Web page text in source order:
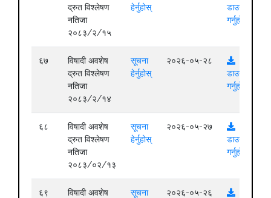
द्रुत विश्लेषण
नतिजा
२०८३/२/१५
हेर्नुहोस्
डाउनलोड
गर्नुहोस्
६७
विषादी अवशेष
द्रुत विश्लेषण
नतिजा
२०८३/२/१४
सूचना
हेर्नुहोस्
२०२६-०५-२८
डाउनलोड
गर्नुहोस्
६८
विषादी अवशेष
द्रुत विश्लेषण
नतिजा
२०८३/०२/१३
सूचना
हेर्नुहोस्
२०२६-०५-२७
डाउनलोड
गर्नुहोस्
६९
विषादी अवशेष
सूचना
२०२६-०५-२६